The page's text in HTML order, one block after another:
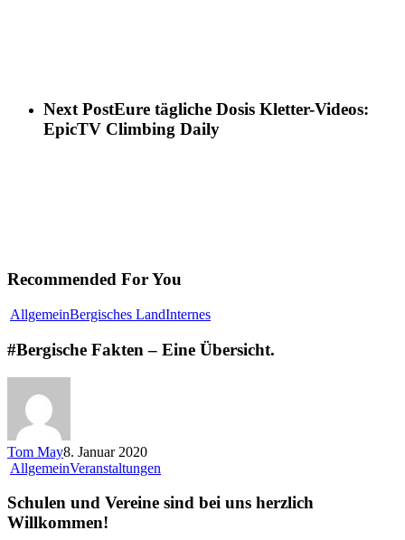
Next PostEure tägliche Dosis Kletter-Videos:
EpicTV Climbing Daily
Recommended For You
AllgemeinBergisches LandInternes
#Bergische Fakten – Eine Übersicht.
Tom May8. Januar 2020
AllgemeinVeranstaltungen
Schulen und Vereine sind bei uns herzlich
Willkommen!